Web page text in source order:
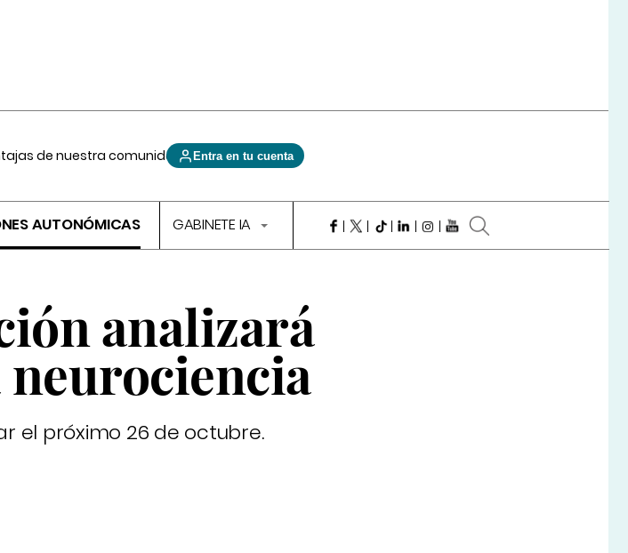
de nuestra comunidad Entra en tu cuenta
AUTONÓMICAS GABINETE IA
analizará
el próximo 26 de octubre.